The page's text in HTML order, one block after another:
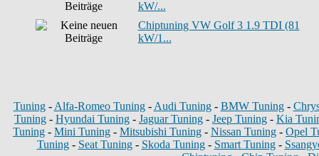
kW/...
Chiptuning VW Golf 3 1.9 TDI (81
kW/1...
Tuning- Alfa-Romeo Tuning- Audi Tuning- BMW Tuning-
Tuning - Hyundai Tuning - Jaguar Tuning - Jeep Tuning - Kia
Tuning - Mini Tuning - Mitsubishi Tuning - Nissan Tuning - Opel
Tuning- Seat Tuning- Skoda Tuning- Smart Tuning-